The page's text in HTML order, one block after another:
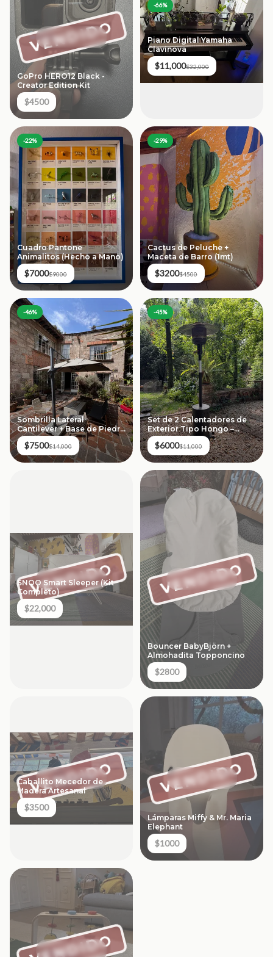
VENDIDO
GoPro HERO12 Black -
Creator Edition Kit
$4500
-66%
Piano Digital Yamaha
Clavinova
$11,000$32,000
-22%
Cuadro Pantone
Animalitos (Hecho a Mano)
$7000$9000
-29%
Cactus de Peluche +
Maceta de Barro (1mt)
$3200$4500
-46%
Sombrilla Lateral
Cantilever + Base de Piedra
Premium
$7500$14,000
-45%
Set de 2 Calentadores de
Exterior Tipo Hongo –
Negro
$6000$11,000
VENDIDO
SNOO Smart Sleeper (Kit
Completo)
$22,000
VENDIDO
Bouncer BabyBjörn +
Almohadita Topponcino
$2800
VENDIDO
Caballito Mecedor de
Madera Artesanal
$3500
VENDIDO
Lámparas Miffy & Mr. Maria
Elephant
$1000